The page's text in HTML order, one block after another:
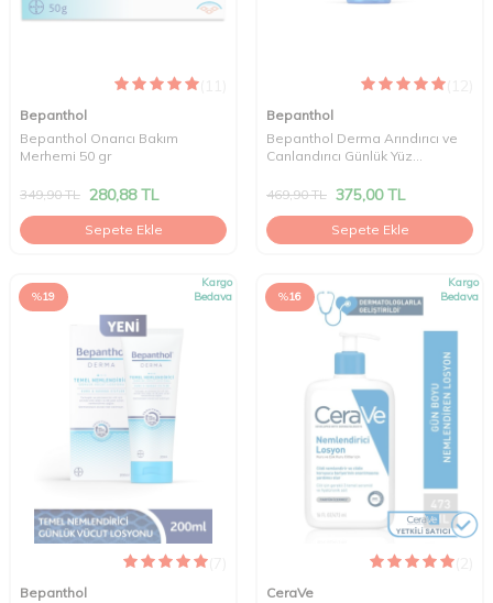
Bepanthol
Bepanthol Onarıcı Bakım
Merhemi 50 gr
349,90TL 280,88TL
Sepete Ekle
Bepanthol
Bepanthol Derma Arındırıcı ve
Canlandırıcı Günlük Yüz
469,90TL 375,00TL
Sepete Ekle
%19
Kargo
Bedava
Bepanthol
%16
Kargo
Bedava
CeraVe